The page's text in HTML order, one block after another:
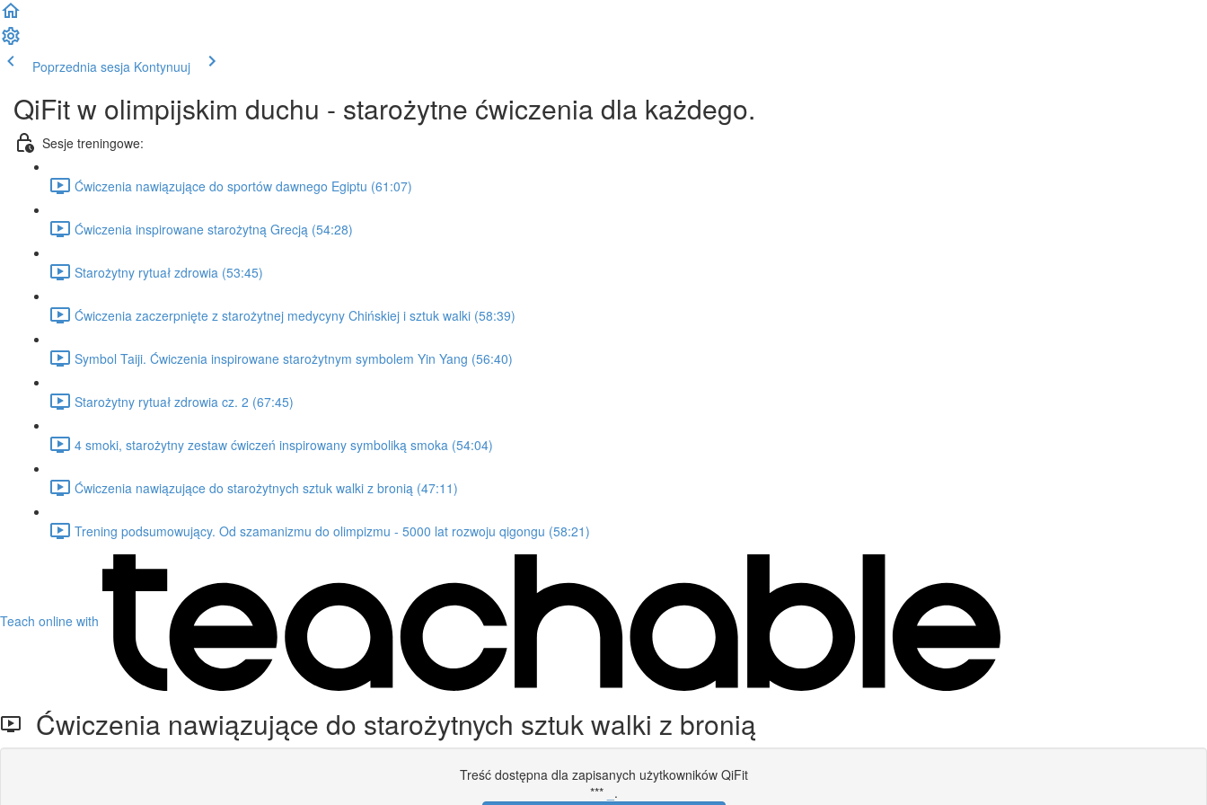
Poprzednia sesja Kontynuuj
QiFit w olimpijskim duchu - starożytne ćwiczenia dla każdego.
Sesje treningowe:
Ćwiczenia nawiązujące do sportów dawnego Egiptu (61:07)
Ćwiczenia inspirowane starożytną Grecją (54:28)
Starożytny rytuał zdrowia (53:45)
Ćwiczenia zaczerpnięte z starożytnej medycyny Chińskiej i sztuk walki (58:39)
Symbol Taiji. Ćwiczenia inspirowane starożytnym symbolem Yin Yang (56:40)
Starożytny rytuał zdrowia cz. 2 (67:45)
4 smoki, starożytny zestaw ćwiczeń inspirowany symboliką smoka (54:04)
Ćwiczenia nawiązujące do starożytnych sztuk walki z bronią (47:11)
Trening podsumowujący. Od szamanizmu do olimpizmu - 5000 lat rozwoju qigongu (58:21)
Teach online with
Ćwiczenia nawiązujące do starożytnych sztuk walki z bronią
Treść dostępna dla zapisanych użytkowników QiFit
***
.